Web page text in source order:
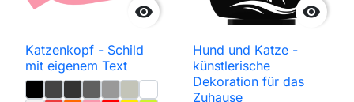

Katzenkopf - Schild
mit eigenem Text

Hund und Katze -
künstlerische
Dekoration für das
Zuhause